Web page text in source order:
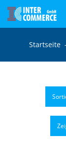
Zum
Inhalt
Software
Hörbücher
Startseite-